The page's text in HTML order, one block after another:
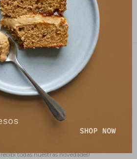
PETRA STORE
- 099 747 832
2895, Montevideo
a sábados de 11 a 20hs
todas nuestras novedades!